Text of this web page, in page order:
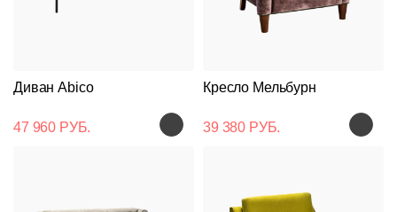
Диван Abico
47 960 РУБ.
Кресло Мельбурн
39 380 РУБ.